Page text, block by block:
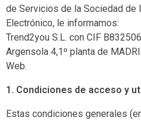
de Servicios de la Sociedad de
Electrónico, le informamos:
Trend2you S.L. con CIF
Argensola 4,1º planta de
Web.
1. Condiciones de acceso y
Estas condiciones generales